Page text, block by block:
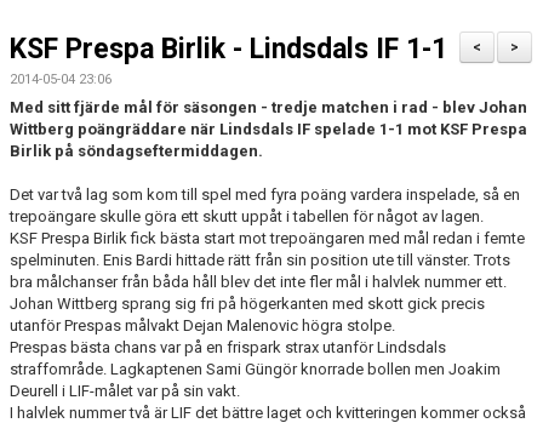
BILDGALLERI
DOKUMENT
>
<
KSF Prespa Birlik - Lindsdals IF 1-1
2014-05-04 23:06
Med sitt fjärde mål för säsongen - tredje matchen i rad - blev Johan
Wittberg poängräddare när Lindsdals IF spelade 1-1 mot KSF Prespa
Birlik på söndagseftermiddagen.
Det var två lag som kom till spel med fyra poäng vardera inspelade, så en
trepoängare skulle göra ett skutt uppåt i tabellen för något av lagen.
KSF Prespa Birlik fick bästa start mot trepoängaren med mål redan i femte
spelminuten. Enis Bardi hittade rätt från sin position ute till vänster. Trots
bra målchanser från båda håll blev det inte fler mål i halvlek nummer ett.
Johan Wittberg sprang sig fri på högerkanten med skott gick precis
utanför Prespas målvakt Dejan Malenovic högra stolpe.
Prespas bästa chans var på en frispark strax utanför Lindsdals
straffområde. Lagkaptenen Sami Güngör knorrade bollen men Joakim
Deurell i LIF-målet var på sin vakt.
I halvlek nummer två är LIF det bättre laget och kvitteringen kommer också